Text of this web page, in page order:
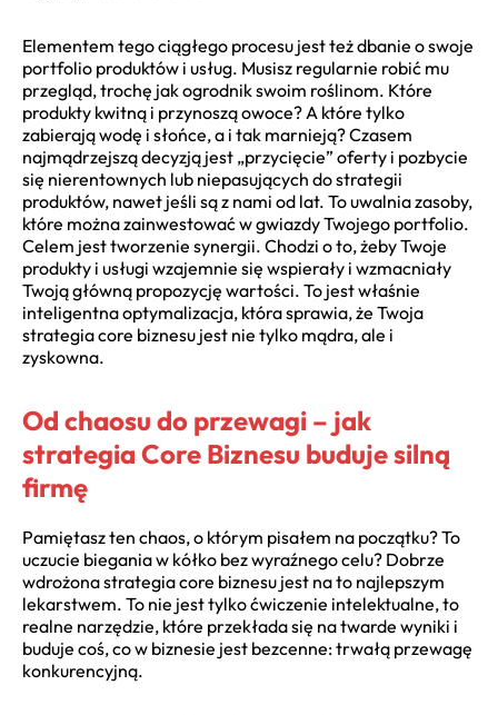
Elementem tego ciągłego procesu jest też dbanie o swoje
portfolio produktów i usług. Musisz regularnie robić mu
przegląd, trochę jak ogrodnik swoim roślinom. Które
produkty kwitną i przynoszą owoce? A które tylko
zabierają wodę i słońce, a i tak marnieją? Czasem
najmądrzejszą decyzją jest „przycięcie” oferty i pozbycie
się nierentownych lub niepasujących do strategii
produktów, nawet jeśli są z nami od lat. To uwalnia zasoby,
które można zainwestować w gwiazdy Twojego portfolio.
Celem jest tworzenie synergii. Chodzi o to, żeby Twoje
produkty i usługi wzajemnie się wspierały i wzmacniały
Twoją główną propozycję wartości. To jest właśnie
inteligentna optymalizacja, która sprawia, że Twoja
strategia core biznesu jest nie tylko mądra, ale i
zyskowna.
Od chaosu do przewagi – jak
strategia Core Biznesu buduje silną
firmę
Pamiętasz ten chaos, o którym pisałem na początku? To
uczucie biegania w kółko bez wyraźnego celu? Dobrze
wdrożona strategia core biznesu jest na to najlepszym
lekarstwem. To nie jest tylko ćwiczenie intelektualne, to
realne narzędzie, które przekłada się na twarde wyniki i
buduje coś, co w biznesie jest bezcenne: trwałą przewagę
konkurencyjną.